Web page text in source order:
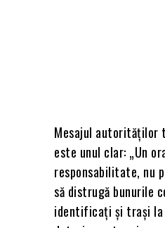
Mesajul autorităților
este unul clar: „Un
responsabilitate, nu
să distrugă bunurile
identificați și trași la